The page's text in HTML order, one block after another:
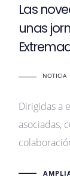
Las
unas
NOTICIA
Dirigidas a
asociadas,